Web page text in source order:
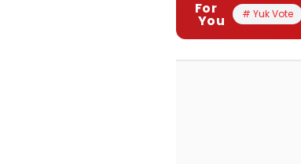
For
You # Yuk Vote